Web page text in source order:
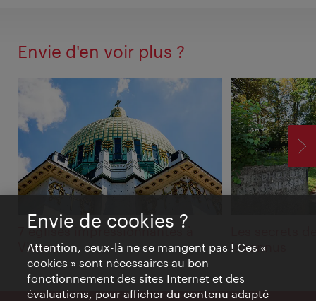
Envie d'en voir plus ?
7 églises impressionnantes à
Vienne
inconnus
Envie de cookies ?
Attention, ceux-là ne se mangent pas ! Ces «
cookies » sont nécessaires au bon
fonctionnement des sites Internet et des
évaluations, pour afficher du contenu adapté